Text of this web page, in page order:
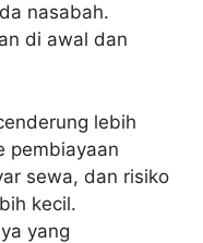
nasabah.
di awal dan
lebih
pembiayaan
sewa, dan risiko
kecil.
yang